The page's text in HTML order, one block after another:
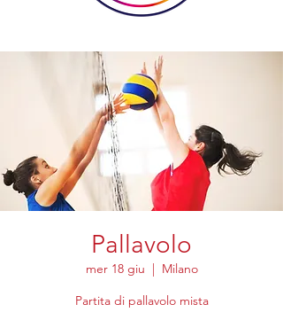
Pallavolo
mer 18 giu
  |
Milano
Partita di pallavolo mista